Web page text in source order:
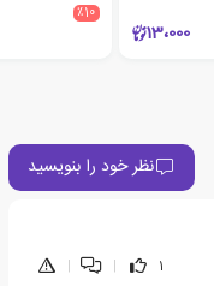
13،000
٪10
نظر خود را بنویسید
1
|
|